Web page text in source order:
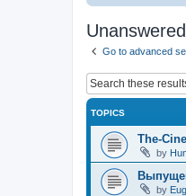
Go to advanced
TOPICS
The-
by
by